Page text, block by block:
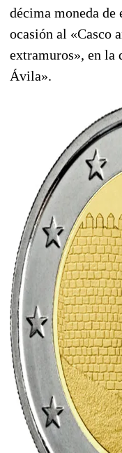
décima moneda de
ocasión al «Casco
extramuros», en la
Ávila».